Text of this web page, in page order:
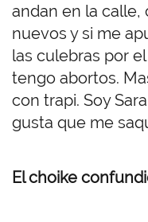
andan en la
nuevos y si me
las culebras por
tengo abortos.
con trapi. Soy
gusta que me
El choike